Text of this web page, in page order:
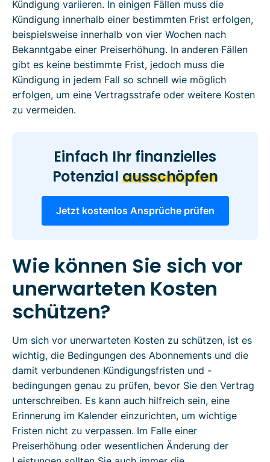
Kündigung variieren. In einigen Fällen muss die
Kündigung innerhalb einer bestimmten Frist erfolgen,
beispielsweise innerhalb von vier Wochen nach
Bekanntgabe einer Preiserhöhung. In anderen Fällen
gibt es keine bestimmte Frist, jedoch muss die
Kündigung in jedem Fall so schnell wie möglich
erfolgen, um eine Vertragsstrafe oder weitere Kosten
zu vermeiden.
Einfach Ihr finanzielles
Potenzial ausschöpfen
Jetzt kostenlos Ansprüche prüfen
Wie können Sie sich vor
unerwarteten Kosten
schützen?
Um sich vor unerwarteten Kosten zu schützen, ist es
wichtig, die Bedingungen des Abonnements und die
damit verbundenen Kündigungsfristen und -
bedingungen genau zu prüfen, bevor Sie den Vertrag
unterschreiben. Es kann auch hilfreich sein, eine
Erinnerung im Kalender einzurichten, um wichtige
Fristen nicht zu verpassen. Im Falle einer
Preiserhöhung oder wesentlichen Änderung der